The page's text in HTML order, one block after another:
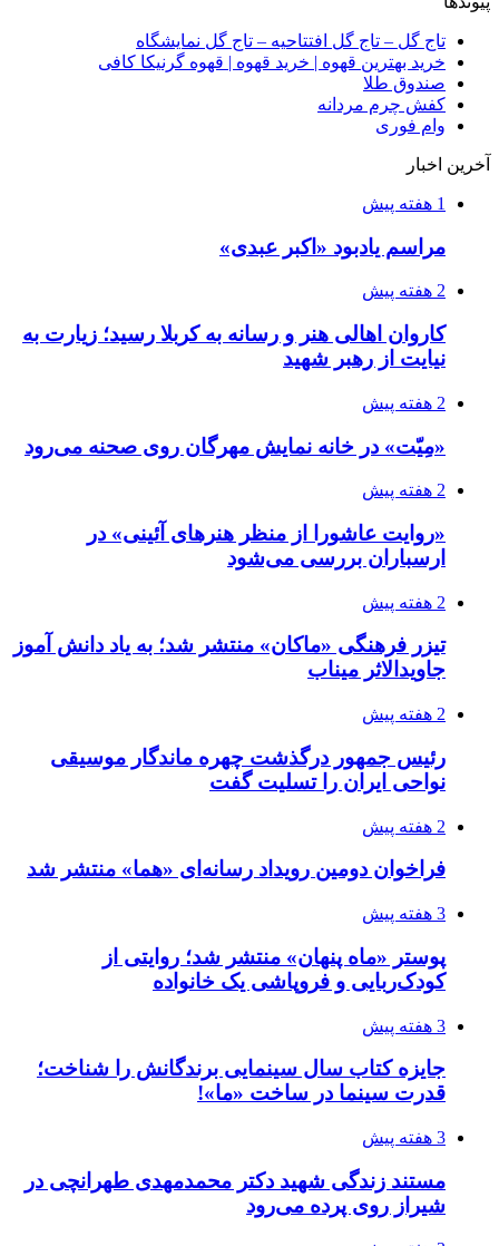
تاج گل – تاج گل افتتاحیه – تاج گل نمایشگاه
خرید بهترین قهوه | خرید قهوه | قهوه گرنیکا کافی
صندوق طلا
کفش چرم مردانه
وام فوری
آخرین اخبار
1 هفته پیش
مراسم یادبود «اکبر عبدی»
2 هفته پیش
کاروان اهالی هنر و رسانه به کربلا رسید؛ زیارت به
نیایت از رهبر شهید
2 هفته پیش
«مِیّت» در خانه نمایش مهرگان روی صحنه می‌رود
2 هفته پیش
«روایت عاشورا از منظر هنرهای آئینی» در
ارسباران بررسی می‌شود
2 هفته پیش
تیزر فرهنگی «ماکان» منتشر شد؛ به یاد دانش آموز
جاویدالاثر میناب
2 هفته پیش
رئیس جمهور درگذشت چهره ماندگار موسیقی
نواحی ایران را تسلیت گفت
2 هفته پیش
فراخوان دومین رویداد رسانه‌ای «هما» منتشر شد
3 هفته پیش
پوستر «ماه پنهان» منتشر شد؛ روایتی از
کودک‌ربایی و فروپاشی یک خانواده
3 هفته پیش
جایزه کتاب سال سینمایی برندگانش را شناخت؛
قدرت سینما در ساخت «ما»!
3 هفته پیش
مستند زندگی شهید دکتر محمدمهدی طهرانچی در
شیراز روی پرده می‌رود